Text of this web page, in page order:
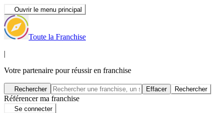
Ouvrir le menu principal
Toute la Franchise
|
Votre partenaire pour réussir en franchise
Rechercher Effacer Rechercher
Référencer ma franchise
Se connecter